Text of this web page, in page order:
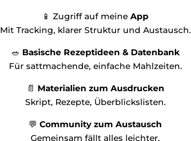
📱 Zugriff auf meine App
Mit Tracking, klarer Struktur und Austausch.
🥗 Basische Rezeptideen & Datenbank
Für sattmachende, einfache Mahlzeiten.
📄 Materialien zum Ausdrucken
Skript, Rezepte, Überblickslisten.
💬 Community zum Austausch
Gemeinsam fällt alles leichter.